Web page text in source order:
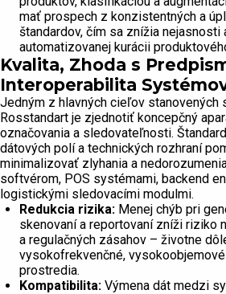
mať prospech z konzistentných a
štandardov, čím sa znížia nejasnosti
automatizovanej kurácii
Kvalita, Zhoda s
Interoperabilita
Jedným z hlavných cieľov stanovených
Rosstandart je zjednotiť koncepčný
označovania a sledovateľnosti.
dátových polí a technických rozhraní
minimalizovať zlyhania a
softvérom, POS systémami, backend
logistickými sledovacími modulmi.
Redukcia rizika: Menej chýb pri
skenovaní a reportovaní zníži riziko
a regulačných zásahov – životne
vysokofrekvenčné,
prostredia.
Kompatibilita: Výmena dát medzi